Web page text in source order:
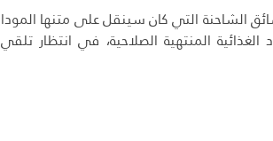
الشاحنة التي كان سينقل على متنها المودا
الغذائية المنتهية الصلاحية، في انتظار تلقي